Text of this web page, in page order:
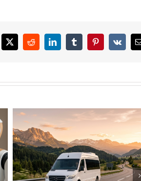
X RedditLinkedInTumblrPinterest
Vk